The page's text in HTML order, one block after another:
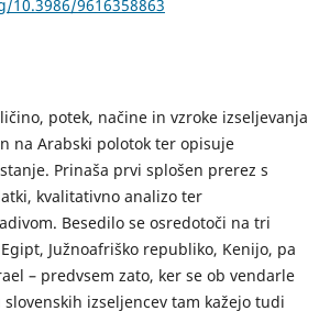
9616358863
potek, načine in vzroke izseljevanja
na Arabski polotok ter opisuje
Prinaša prvi splošen prerez s
kvalitativno analizo ter
Besedilo se osredotoči na tri
Južnoafriško republiko, Kenijo, pa
– predvsem zato, ker se ob vendarle
izseljencev tam kažejo tudi